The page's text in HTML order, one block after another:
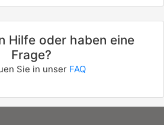
Hilfe oder haben eine
Frage?
Sie in unser FAQ